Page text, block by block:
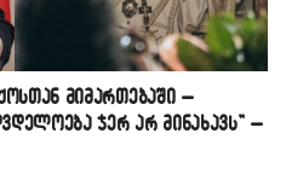
მიმართებაში –
ჯერ არ მინახავს” –